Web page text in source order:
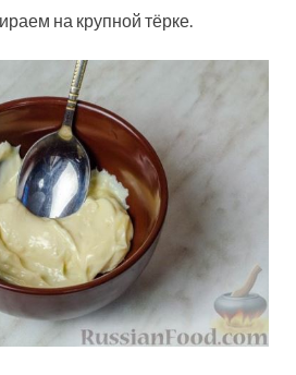
на крупной тёрке.